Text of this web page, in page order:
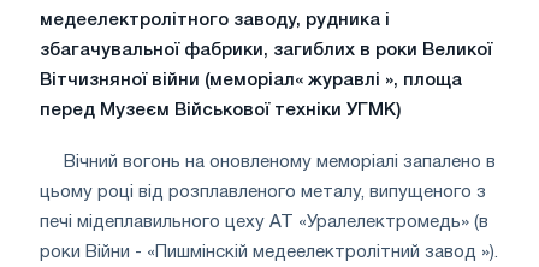
медеелектролітного заводу, рудника і
збагачувальної фабрики, загиблих в роки Великої
Вітчизняної війни (меморіал« журавлі », площа
перед Музеєм Військової техніки УГМК)
Вічний вогонь на оновленому меморіалі запалено в
цьому році від розплавленого металу, випущеного з
печі мідеплавильного цеху АТ «Уралелектромедь» (в
роки Війни - «Пишмінскій медеелектролітний завод »).